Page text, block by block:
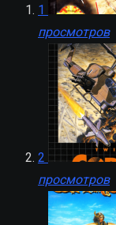
1
просмотров
2
просмотров